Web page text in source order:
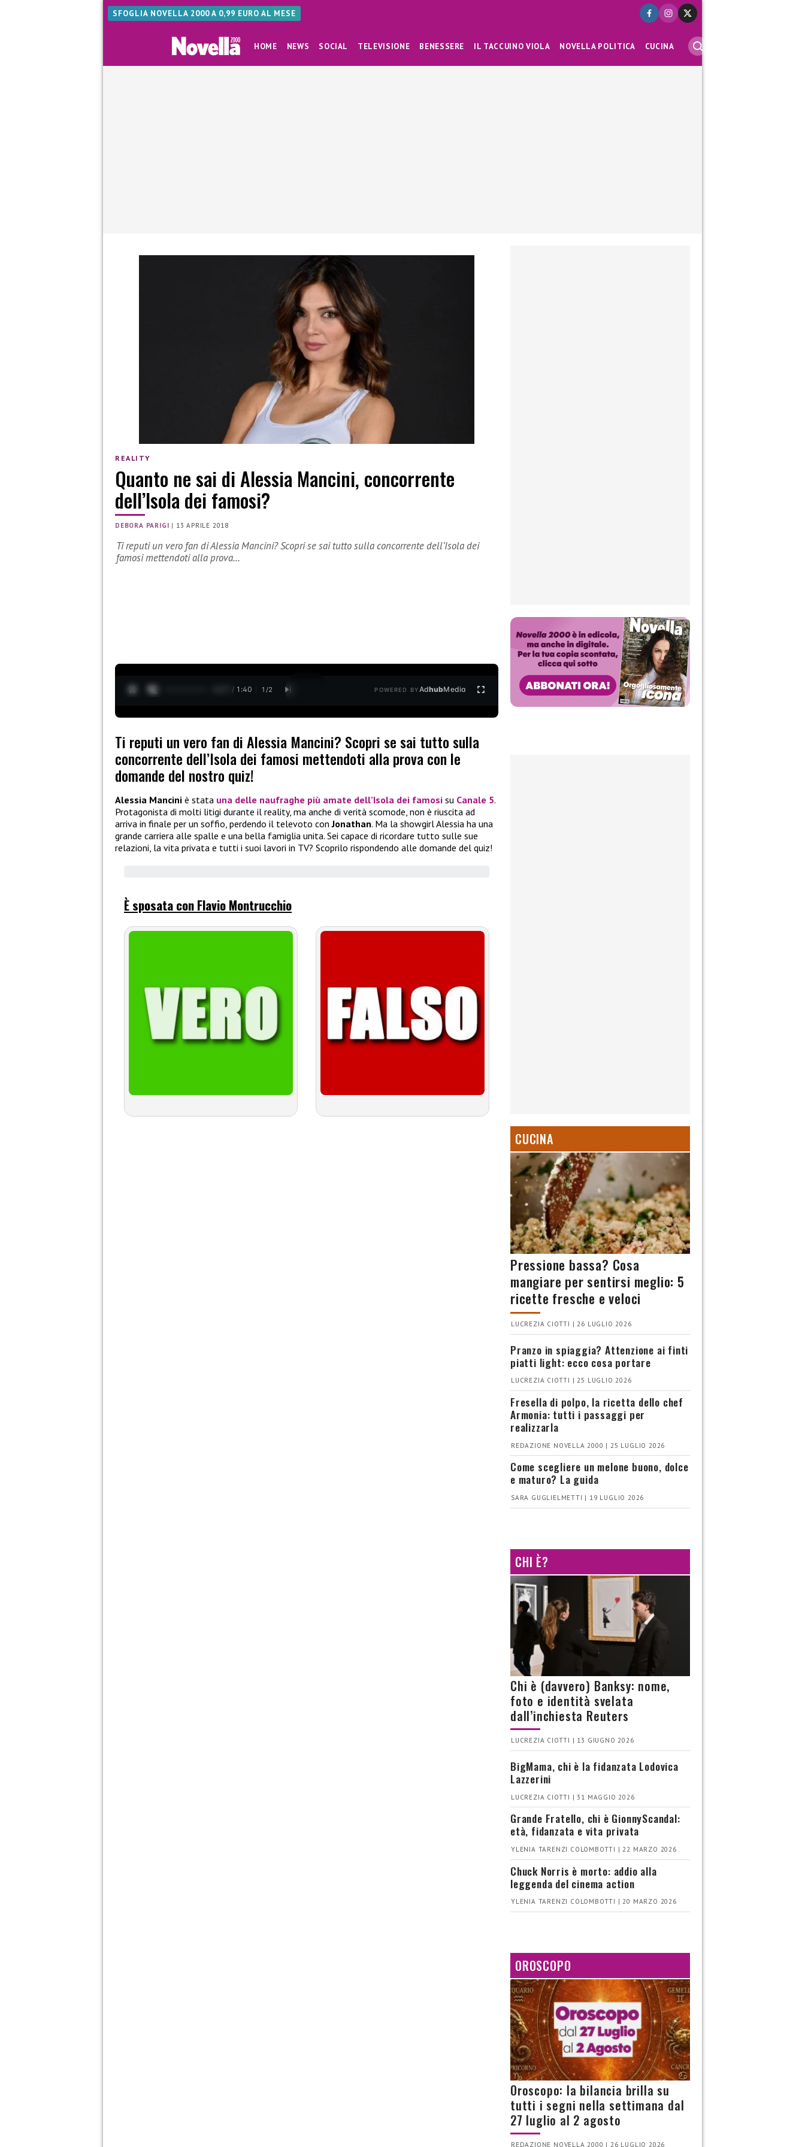
SFOGLIA NOVELLA 2000 A 0,99 EURO AL MESE
HOME NEWS SOCIAL TELEVISIONE BENESSERE IL TACCUINO VIOLA NOVELLA POLITICA CUCINA
REALITY
Quanto ne sai di Alessia Mancini, concorrente
dell’Isola dei famosi?
DEBORA PARIGI | 13 APRILE 2018
Ti reputi un vero fan di Alessia Mancini? Scopri se sai tutto sulla concorrente dell’Isola dei
famosi mettendoti alla prova…
0:28 / 1:40 1 /2 POWERED BYAdhubMedia
Ti reputi un vero fan di Alessia Mancini? Scopri se sai tutto sulla
concorrente dell’Isola dei famosi mettendoti alla prova con le
domande del nostro quiz!
Alessia Mancini è stata una delle naufraghe più amate dell’Isola dei famosi su Canale 5.
Protagonista di molti litigi durante il reality, ma anche di verità scomode, non è riuscita ad
arriva in finale per un soffio, perdendo il televoto conJonathan. Ma la showgirl Alessia ha una
grande carriera alle spalle e una bella famiglia unita. Sei capace di ricordare tutto sulle sue
relazioni, la vita privata e tutti i suoi lavori in TV? Scoprilo rispondendo alle domande del quiz!
È sposata con Flavio Montrucchio
CUCINA
Pressione bassa? Cosa
mangiare per sentirsi meglio: 5
ricette fresche e veloci
LUCREZIA CIOTTI | 26 LUGLIO 2026
Pranzo in spiaggia? Attenzione ai finti
piatti light: ecco cosa portare
LUCREZIA CIOTTI | 25 LUGLIO 2026
Fresella di polpo, la ricetta dello chef
Armonia: tutti i passaggi per
realizzarla
REDAZIONE NOVELLA 2000 | 25 LUGLIO 2026
Come scegliere un melone buono, dolce
e maturo? La guida
SARA GUGLIELMETTI | 19 LUGLIO 2026
CHI È?
Chi è (davvero) Banksy: nome,
foto e identità svelata
dall’inchiesta Reuters
LUCREZIA CIOTTI | 13 GIUGNO 2026
BigMama, chi è la fidanzata Lodovica
Lazzerini
LUCREZIA CIOTTI | 31 MAGGIO 2026
Grande Fratello, chi è GionnyScandal:
età, fidanzata e vita privata
YLENIA TARENZI COLOMBOTTI | 22 MARZO 2026
Chuck Norris è morto: addio alla
leggenda del cinema action
YLENIA TARENZI COLOMBOTTI | 20 MARZO 2026
OROSCOPO
Oroscopo: la bilancia brilla su
tutti i segni nella settimana dal
27 luglio al 2 agosto
REDAZIONE NOVELLA 2000 | 26 LUGLIO 2026